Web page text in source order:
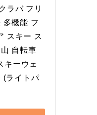
ラバ フリ
多機能 フ
スキー ス
自転車
キーウェ
(ライトパ